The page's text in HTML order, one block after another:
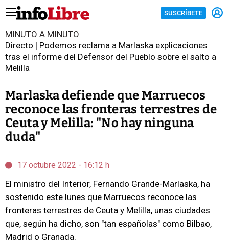
SUSCRÍBETE
MINUTO A MINUTO
Directo | Podemos reclama a Marlaska explicaciones
tras el informe del Defensor del Pueblo sobre el salto a
Melilla
Marlaska defiende que Marruecos
reconoce las fronteras terrestres de
Ceuta y Melilla: "No hay ninguna
duda"
17 octubre 2022 - 16:12 h
El ministro del Interior, Fernando Grande-Marlaska, ha
sostenido este lunes que Marruecos reconoce las
fronteras terrestres de Ceuta y Melilla, unas ciudades
que, según ha dicho, son "tan españolas" como Bilbao,
Madrid o Granada.